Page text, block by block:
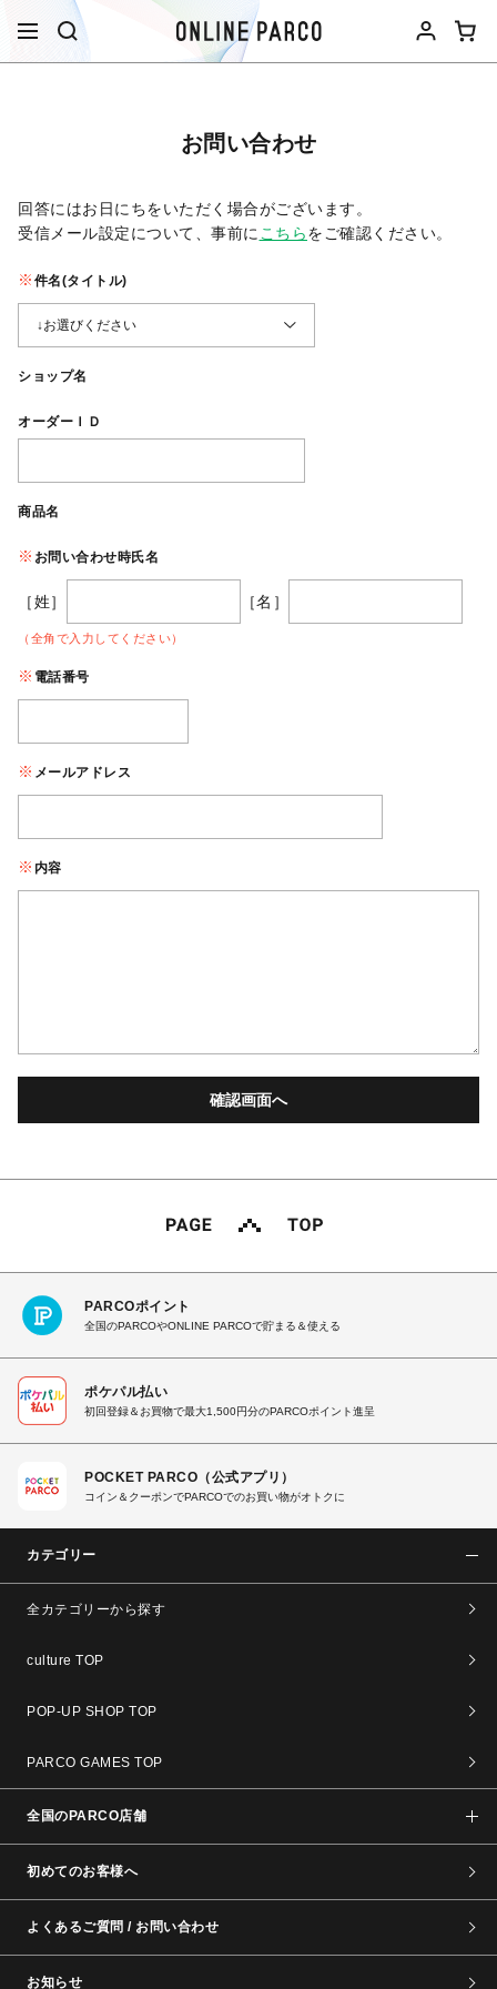
お問い合わせ
回答にはお日にちをいただく場合がございます。
受信メール設定について、事前に こちらをご確認ください。​
件名(タイトル)
ショップ名
オーダーＩＤ
商品名
お問い合わせ時氏名
［姓］ ［名］
（全角で入力してください）
電話番号
メールアドレス
内容
PARCOポイント
全国のPARCOやONLINE PARCOで貯まる＆使える
ポケパル払い
初回登録＆お買物で最大1,500円分のPARCOポイント進呈
POCKET PARCO（公式アプリ）
コイン＆クーポンでPARCOでのお買い物がオトクに
カテゴリー
全カテゴリーから探す
culture TOP
POP-UP SHOP TOP
PARCO GAMES TOP
全国のPARCO店舗
初めてのお客様へ
よくあるご質問 / お問い合わせ
お知らせ